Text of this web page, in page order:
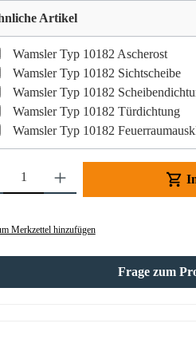
Artikel
Wamsler Typ 10182 Ascherost
Wamsler Typ 10182 Sichtscheibe
Wamsler Typ 10182
Wamsler Typ 10182 Türdichtung
Wamsler Typ 10182
Anzahl: Gib den gewünschten Wert ein
Merkzettel hinzufügen
Frage zum